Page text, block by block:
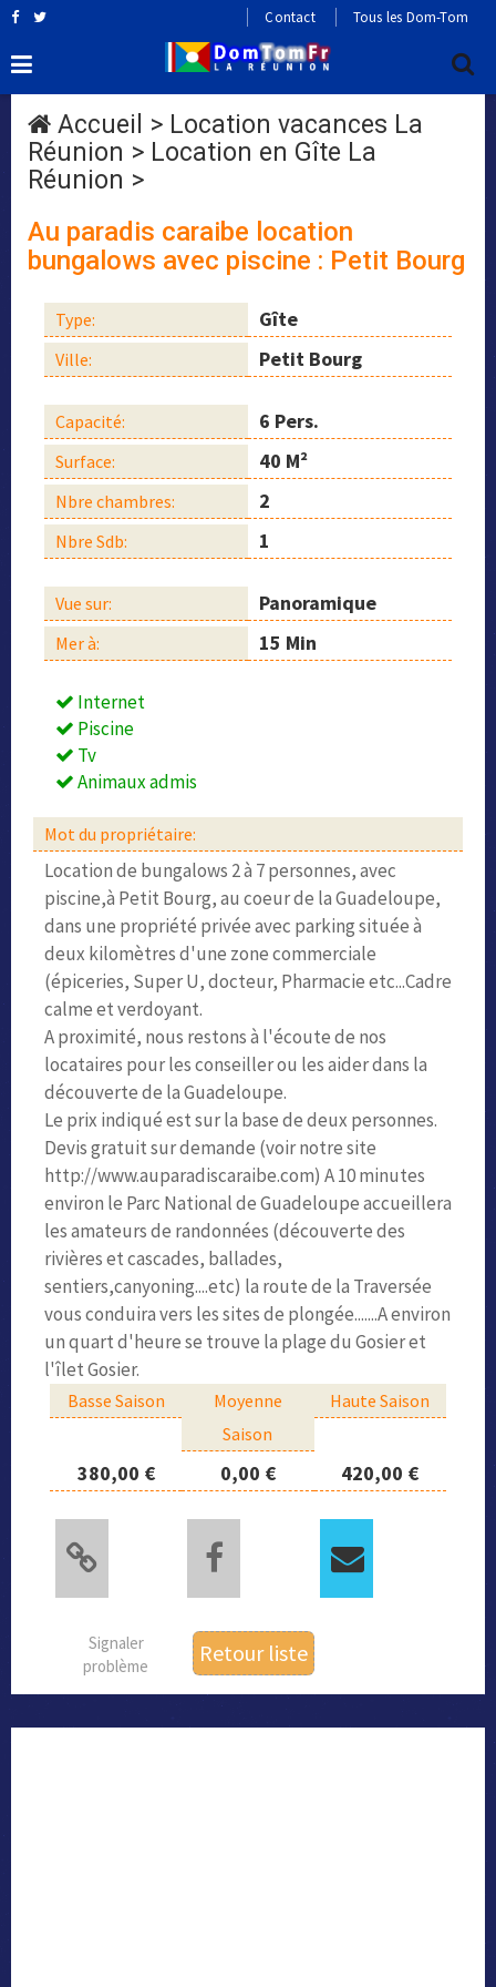
Contact Tous les Dom-Tom
Accueil > Location vacances La
Réunion > Location en Gîte La
Réunion >
Au paradis caraibe location
bungalows avec piscine : Petit Bourg
Type: Gîte
Ville: Petit Bourg
Capacité: 6 Pers.
Surface: 40 M²
Nbre chambres: 2
Nbre Sdb: 1
Vue sur: Panoramique
Mer à: 15 Min
Internet
Piscine
Tv
Animaux admis
Mot du propriétaire:
Location de bungalows 2 à 7 personnes, avec
piscine,à Petit Bourg, au coeur de la Guadeloupe,
dans une propriété privée avec parking située à
deux kilomètres d'une zone commerciale
(épiceries, Super U, docteur, Pharmacie etc...Cadre
calme et verdoyant.
A proximité, nous restons à l'écoute de nos
locataires pour les conseiller ou les aider dans la
découverte de la Guadeloupe.
Le prix indiqué est sur la base de deux personnes.
Devis gratuit sur demande (voir notre site
http://www.auparadiscaraibe.com) A 10 minutes
environ le Parc National de Guadeloupe accueillera
les amateurs de randonnées (découverte des
rivières et cascades, ballades,
sentiers,canyoning....etc) la route de la Traversée
vous conduira vers les sites de plongée.......A environ
un quart d'heure se trouve la plage du Gosier et
l'îlet Gosier.
Basse Saison
Moyenne
Saison
Haute Saison
380,00 € 0,00 € 420,00 €
Signaler
problème
Retour liste